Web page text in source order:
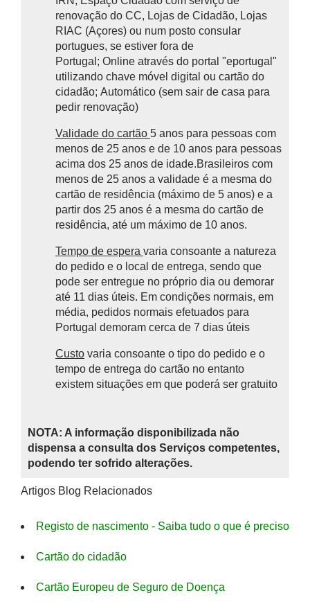
renovação do CC, Lojas de Cidadão, Lojas
RIAC (Açores) ou num posto consular
portugues, se estiver fora de
Portugal; Online através do portal "eportugal"
utilizando chave móvel digital ou cartão do
cidadão; Automático (sem sair de casa para
pedir renovação)
Validade do cartão 5 anos para pessoas com
menos de 25 anos e de 10 anos para pessoas
acima dos 25 anos de idade.Brasileiros com
menos de 25 anos a validade é a mesma do
cartão de residência (máximo de 5 anos) e a
partir dos 25 anos é a mesma do cartão de
residência, até um máximo de 10 anos.
Tempo de espera varia consoante a natureza
do pedido e o local de entrega, sendo que
pode ser entregue no próprio dia ou demorar
até 11 dias úteis. Em condições normais, em
média, pedidos normais efetuados para
Portugal demoram cerca de 7 dias úteis
Custo varia consoante o tipo do pedido e o
tempo de entrega do cartão no entanto
existem situações em que poderá ser gratuito
NOTA: A informação disponibilizada não
dispensa a consulta dos Serviços competentes,
podendo ter sofrido alterações.
Artigos Blog Relacionados
Registo de nascimento - Saiba tudo o que é preciso
Cartão do cidadão
Cartão Europeu de Seguro de Doença